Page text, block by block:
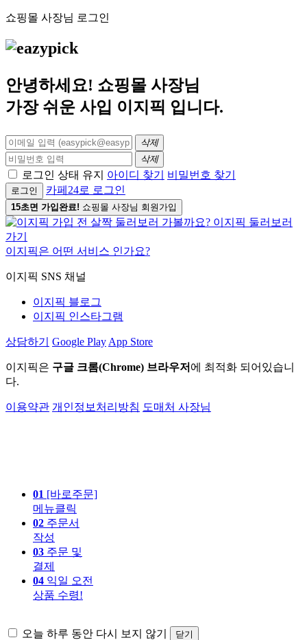
쇼핑몰 사장님 로그인
안녕하세요! 쇼핑몰 사장님
가장 쉬운 사입 이지픽 입니다.
삭제
삭제
로그인 상태 유지 아이디 찾기 비밀번호 찾기
로그인 카페24로 로그인
15초면 가입완료! 쇼핑몰 사장님 회원가입
이지픽은 어떤 서비스 인가요?
이지픽 SNS 채널
이지픽 블로그
이지픽 인스타그램
상담하기 Google Play App Store
이지픽은 구글 크롬(Chrome) 브라우저 에 최적화 되어있습니
다.
이용약관 개인정보처리방침 도매처 사장님
01 [바로주문]
메뉴클릭
02 주문서
작성
03 주문 및
결제
04 익일 오전
상품 수령!
오늘 하루 동안 다시 보지 않기 닫기